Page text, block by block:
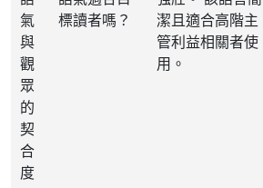
氣
與
觀
眾
的
契
合
度
標讀者嗎？
潔且適合高階主
管利益相關者使
用。